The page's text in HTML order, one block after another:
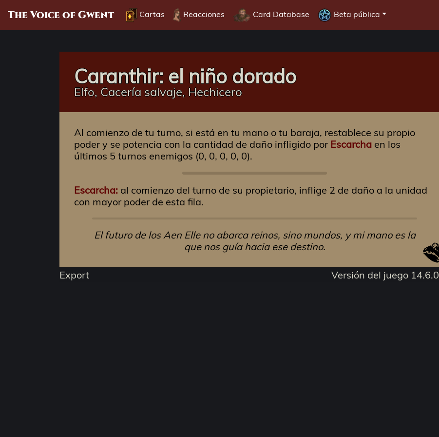
The Voice of Gwent Cartas Reacciones Card Database Beta pública
Caranthir: el niño dorado
Elfo, Cacería salvaje, Hechicero
Al comienzo de tu turno, si está en tu mano o tu baraja, restablece su propio
poder y se potencia con la cantidad de daño infligido por Escarcha en los
últimos 5 turnos enemigos (0, 0, 0, 0, 0).
Escarcha: al comienzo del turno de su propietario, inflige 2 de daño a la unidad
con mayor poder de esta fila.
El futuro de los Aen Elle no abarca reinos, sino mundos, y mi mano es la
que nos guía hacia ese destino.
Export Versión del juego 14.6.0